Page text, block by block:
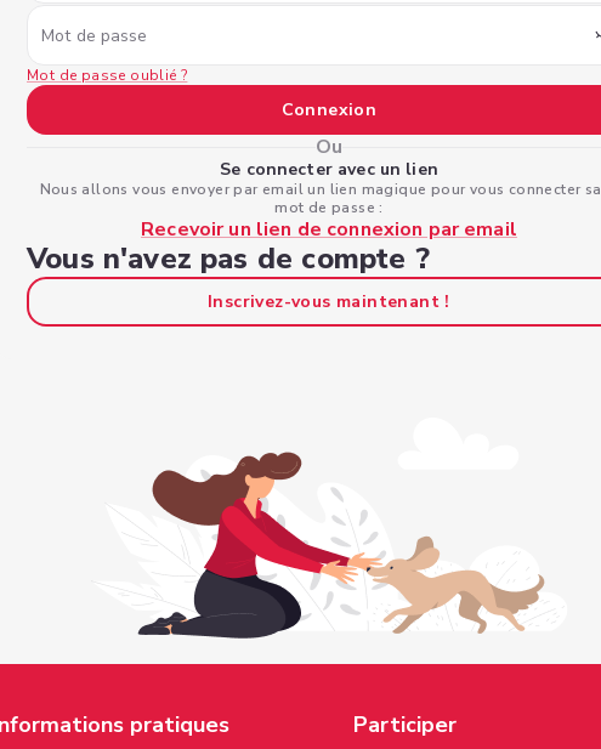
Mot de passe
Mot de passe oublié ?
Connexion
Ou
Se connecter avec un lien
Nous allons vous envoyer par email un lien magique pour vous connecter
mot de passe :
Recevoir un lien de connexion par email
Vous n'avez pas de compte ?
Inscrivez-vous maintenant !
pratiques Participer